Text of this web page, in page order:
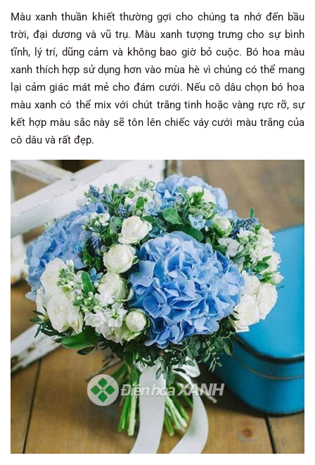
Màu xanh thuần khiết thường gợi cho chúng ta nhớ đến bầu
trời, đại dương và vũ trụ. Màu xanh tượng trưng cho sự bình
tĩnh, lý trí, dũng cảm và không bao giờ bỏ cuộc. Bó hoa màu
xanh thích hợp sử dụng hơn vào mùa hè vì chúng có thể mang
lại cảm giác mát mẻ cho đám cưới. Nếu cô dâu chọn bó hoa
màu xanh có thể mix với chút trắng tinh hoặc vàng rực rỡ, sự
kết hợp màu sắc này sẽ tôn lên chiếc váy cưới màu trắng của
cô dâu và rất đẹp.